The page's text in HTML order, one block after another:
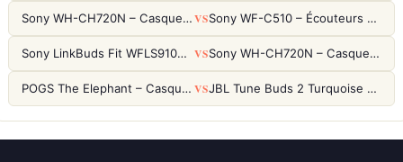
Sony WH-CH720N – Casque ANC 35h, Ultra-léger (192g) avec Processeur V1 VS Sony WF-C510 – Écouteurs True Wireless compacts, autonomie 22h et multipoint
Sony LinkBuds Fit WFLS910NW Blanc – Écouteurs Sport Ailes ANC VS Sony WH-CH720N – Casque ANC 35h, Ultra-léger (192g) avec Processeur V1
POGS The Elephant – Casque Filaire Enfants 85dB POGS-Safe™ (Éco-Responsable) VS JBL Tune Buds 2 Turquoise – Écouteurs True Wireless avec ANC et autonomie 48h